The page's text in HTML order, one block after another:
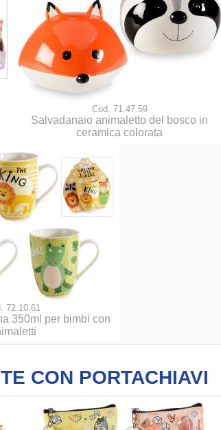
Cod. 71.47.59
Salvadanaio animaletto del bosco in
ceramica colorata
72.10.61
350ml per bimbi con
CON PORTACHIAVI